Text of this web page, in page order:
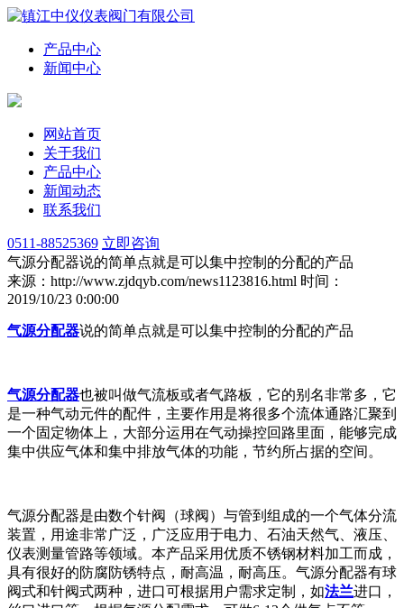
产品中心
新闻中心
网站首页
关于我们
产品中心
新闻动态
联系我们
0511-88525369 立即咨询
气源分配器说的简单点就是可以集中控制的分配的产品
来源：http://www.zjdqyb.com/news1123816.html 时间：
2019/10/23 0:00:00
气源分配器说的简单点就是可以集中控制的分配的产品
气源分配器也被叫做气流板或者气路板，它的别名非常多，它
是一种气动元件的配件，主要作用是将很多个流体通路汇聚到
一个固定物体上，大部分运用在气动操控回路里面，能够完成
集中供应气体和集中排放气体的功能，节约所占据的空间。
气源分配器是由数个针阀（球阀）与管到组成的一个气体分流
装置，用途非常广泛，广泛应用于电力、石油天然气、液压、
仪表测量管路等领域。本产品采用优质不锈钢材料加工而成，
具有很好的防腐防锈特点，耐高温，耐高压。气源分配器有球
阀式和针阀式两种，进口可根据用户需求定制，如法兰进口，